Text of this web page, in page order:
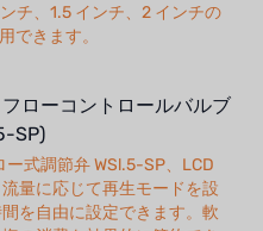
チ、1.5 インチ、2 インチの
できます。
ローコントロールバルブ
SP)
ー式調節弁 WSl.5-SP、LCD
量に応じて再生モードを設
を自由に設定できます。軟